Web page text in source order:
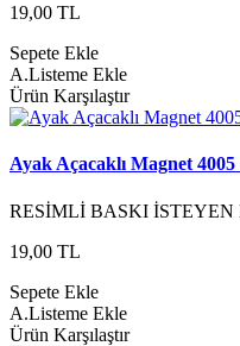
19,00 TL
Sepete Ekle
A.Listeme Ekle
Ürün Karşılaştır
Ayak Açacaklı Magnet
RESİMLİ BASKI
19,00 TL
Sepete Ekle
A.Listeme Ekle
Ürün Karşılaştır